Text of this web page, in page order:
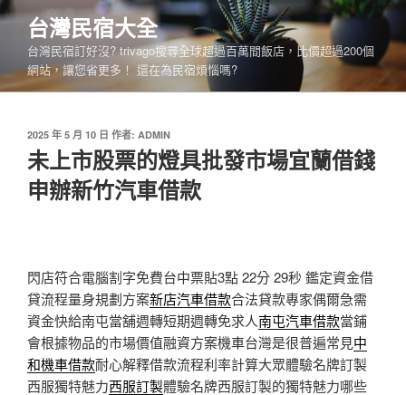
跳
要
內
台灣民宿大全
台灣民宿訂好沒? trivago搜尋全球超過百萬間飯店，比價超過200個
網站，讓您省更多！ 還在為民宿煩惱嗎?
發
於
2025 年 5 月 10 日 作者: ADMIN
未上市股票的燈具批發市場宜蘭借錢
申辦新竹汽車借款
閃店符合電腦割字免費台中票貼3點 22分 29秒 鑑定資金借
貸流程量身規劃方案新店汽車借款合法貸款專家偶爾急需
資金快給南屯當舖週轉短期週轉免求人南屯汽車借款當鋪
會根據物品的市場價值融資方案機車台灣是很普遍常見中
和機車借款耐心解釋借款流程利率計算大眾體驗名牌訂製
西服獨特魅力西服訂製體驗名牌西服訂製的獨特魅力哪些